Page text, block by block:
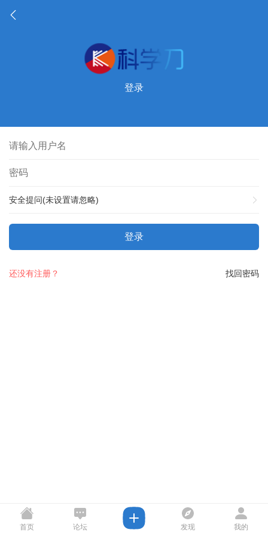
登录
安全提问(未设置请忽略)
登录
找回密码
还没有注册？
首页 论坛 发现 我的